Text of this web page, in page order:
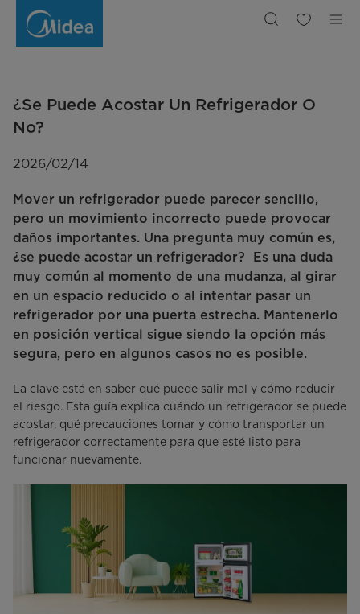
Acostar
¿Se Puede Acostar Un Refrigerador O
No?
Mover un refrigerador puede parecer sencillo,
pero un movimiento incorrecto puede provocar
daños importantes. Una pregunta muy común es,
¿se puede acostar un refrigerador? Es una duda
muy común al momento de una mudanza, al girar
en un espacio reducido o al intentar pasar un
refrigerador por una puerta estrecha. Mantenerlo
en posición vertical sigue siendo la opción más
segura, pero en algunos casos no es posible.
2026/02/14
La clave está en saber qué puede salir mal y cómo reducir
el riesgo. Esta guía explica cuándo un refrigerador se puede
acostar, qué precauciones tomar y cómo transportar un
refrigerador correctamente para que esté listo para
funcionar nuevamente.